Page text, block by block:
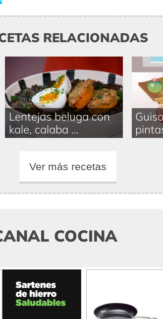
RELACIONADAS
Lentejas beluga con
kale, calaba ...
Ver más recetas
COCINA